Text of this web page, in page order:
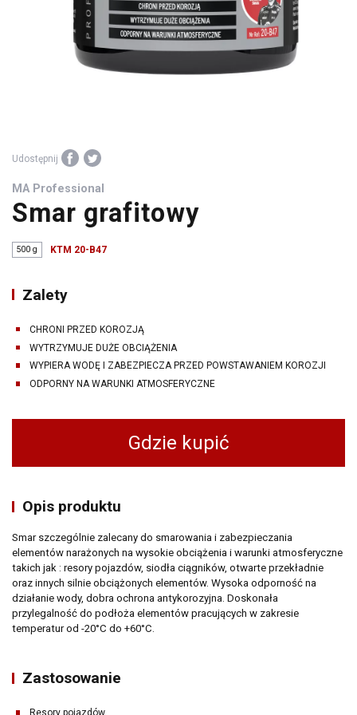
warsztatowe
Udostępnij
MA Professional
Smar grafitowy
500 g KTM 20-B47
Zalety
CHRONI PRZED KOROZJĄ
WYTRZYMUJE DUŻE OBCIĄŻENIA
WYPIERA WODĘ I ZABEZPIECZA PRZED POWSTAWANIEM KOROZJI
ODPORNY NA WARUNKI ATMOSFERYCZNE
Gdzie kupić
Opis produktu
Smar szczególnie zalecany do smarowania i zabezpieczania
elementów narażonych na wysokie obciążenia i warunki atmosferyczne
takich jak : resory pojazdów, siodła ciągników, otwarte przekładnie
oraz innych silnie obciążonych elementów. Wysoka odporność na
działanie wody, dobra ochrona antykorozyjna. Doskonała
przylegalność do podłoża elementów pracujących w zakresie
temperatur od -20°C do +60°C.
Zastosowanie